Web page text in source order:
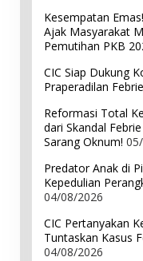
Kesempatan
Ajak Masyarakat
Pemutihan PKB
CIC Siap Dukung
Praperadilan
Reformasi Total
dari Skandal
Sarang Oknum!
Predator Anak di
Kepedulian
04/08/2026
CIC Pertanyakan
Tuntaskan Kasus
04/08/2026